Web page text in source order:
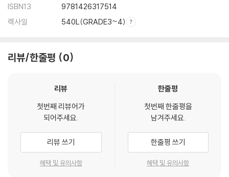
ISBN13
9781426317514
렉사일
540L(GRADE3~4)
리뷰/한줄평 0
리뷰
첫번째 리뷰어가
되어주세요.
리뷰 쓰기
혜택 및 유의사항
한줄평
첫번째 한줄평을
남겨주세요.
한줄평 쓰기
혜택 및 유의사항